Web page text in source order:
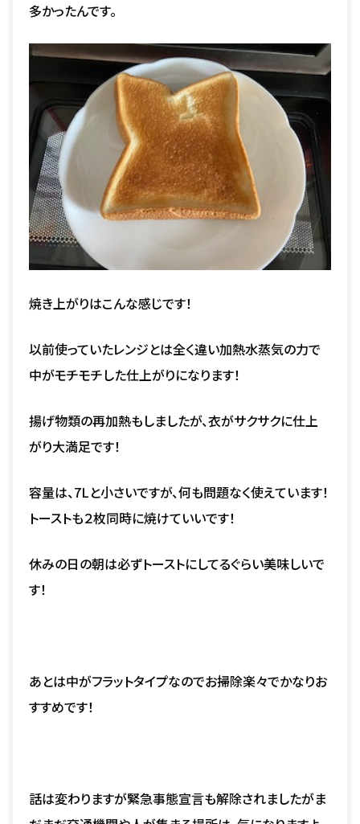
多かったんです。
焼き上がりはこんな感じです！
以前使っていたレンジとは全く違い加熱水蒸気の力で
中がモチモチした仕上がりになります！
揚げ物類の再加熱もしましたが、衣がサクサクに仕上
がり大満足です！
容量は、7Lと小さいですが、何も問題なく使えています！
トーストも２枚同時に焼けていいです！
休みの日の朝は必ずトーストにしてるぐらい美味しいで
す！
あとは中がフラットタイプなのでお掃除楽々でかなりお
すすめです！
話は変わりますが緊急事態宣言も解除されましたがま